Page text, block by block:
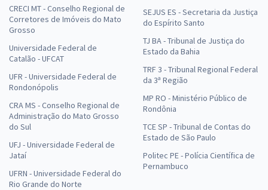
CRECI MT - Conselho Regional de
Corretores de Imóveis do Mato
Grosso
Universidade Federal de
Catalão - UFCAT
UFR - Universidade Federal de
Rondonópolis
CRA MS - Conselho Regional de
Administração do Mato Grosso
do Sul
UFJ - Universidade Federal de
Jataí
UFRN - Universidade Federal do
Rio Grande do Norte
SEJUS ES - Secretaria da Justiça
do Espírito Santo
TJ BA - Tribunal de Justiça do
Estado da Bahia
TRF 3 - Tribunal Regional Federal
da 3ª Região
MP RO - Ministério Público de
Rondônia
TCE SP - Tribunal de Contas do
Estado de São Paulo
Politec PE - Polícia Científica de
Pernambuco